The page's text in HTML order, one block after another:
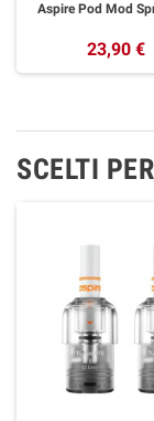
Aspire Pod Mod
23,90 €
SCELTI